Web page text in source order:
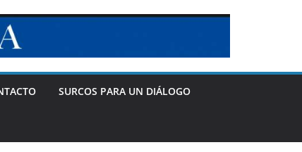
SURCOS PARA UN DIÁLOGO